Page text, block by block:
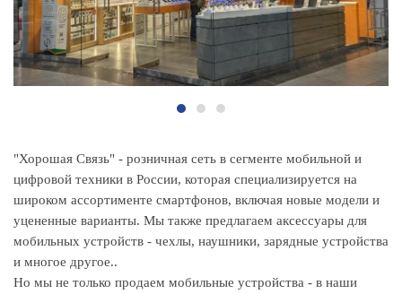
"Хорошая Связь" - розничная сеть в сегменте мобильной и
цифровой техники в России, которая специализируется на
широком ассортименте смартфонов, включая новые модели и
уцененные варианты. Мы также предлагаем аксессуары для
мобильных устройств - чехлы, наушники, зарядные устройства
и многое другое..
Но мы не только продаем мобильные устройства - в наши